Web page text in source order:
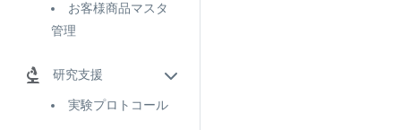
お客様商品マスタ
管理
研究支援
実験プロトコール